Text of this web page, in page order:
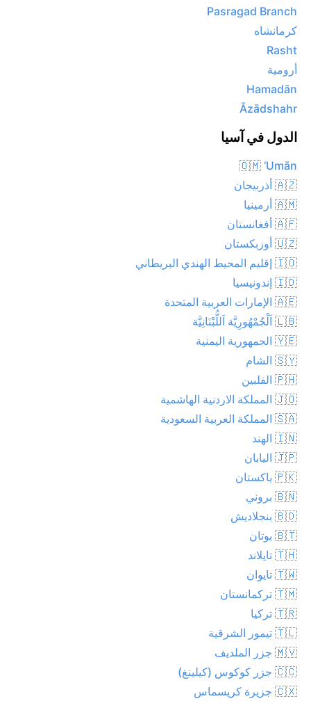
Pasragad Branch
كرمانشاه
Rasht
أرومية
Hamadān
Āzādshahr
الدول في آسيا
🇴🇲 ‘Umān
🇦🇿 أذربيجان
🇦🇲 أرمينيا
🇦🇫 أفغانستان
🇺🇿 أوزبكستان
🇮🇴 إقليم المحيط الهندي البريطاني
🇮🇩 إندونيسيا
🇦🇪 الإمارات العربية المتحدة
🇱🇧 اَلْجُمْهُورِيَّة اَللُّبْنَانِيَّة
🇾🇪 الجمهورية اليمنية
🇸🇾 الشام
🇵🇭 الفلبين
🇯🇴 المملكة الاردنية الهاشمية
🇸🇦 المملكة العربية السعودية
🇮🇳 الهند
🇯🇵 اليابان
🇵🇰 باكستان
🇧🇳 بروني
🇧🇩 بنجلاديش
🇧🇹 بوتان
🇹🇭 تايلاند
🇹🇼 تايوان
🇹🇲 تركمانستان
🇹🇷 تركيا
🇹🇱 تيمور الشرقية
🇲🇻 جزر الملديف
🇨🇨 جزر كوكوس (كيلينغ)
🇨🇽 جزيرة كريسماس